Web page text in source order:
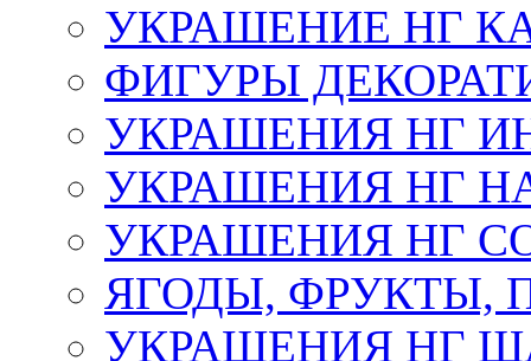
УКРАШЕНИЕ НГ
ФИГУРЫ
УКРАШЕНИЯ НГ
УКРАШЕНИЯ НГ
УКРАШЕНИЯ НГ
ЯГОДЫ, ФРУКТЫ,
УКРАШЕНИЯ НГ